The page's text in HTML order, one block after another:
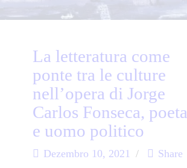
La letteratura come
ponte tra le culture
nell’opera di Jorge
Carlos Fonseca, poeta
e uomo politico
Dezembro 10, 2021
Share